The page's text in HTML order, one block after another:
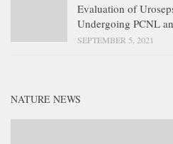
Evaluation of
Undergoing PCNL
SEPTEMBER 5, 2021
NATURE NEWS